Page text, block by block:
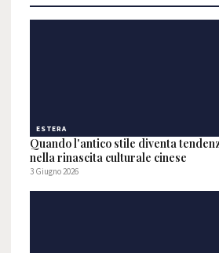
ESTERA
Quando l'antico stile diventa
nella rinascita culturale cinese
3 Giugno 2026